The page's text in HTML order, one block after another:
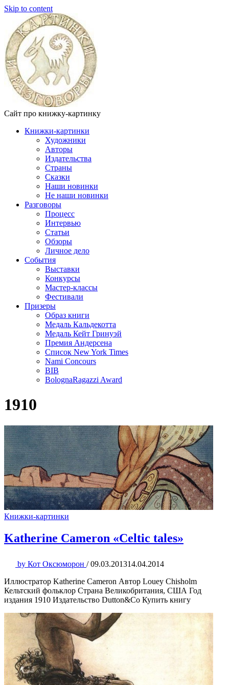
Skip to content
Сайт про книжку-картинку
Книжки-картинки
Художники
Авторы
Издательства
Страны
Сказки
Наши новинки
Не наши новинки
Разговоры
Процесс
Интервью
Статьи
Обзоры
Личное дело
События
Выставки
Конкурсы
Мастер-классы
Фестивали
Призеры
Образ книги
Медаль Кальдекотта
Медаль Кейт Гринуэй
Премия Андерсена
Список New York Times
Nami Concours
BIB
BolognaRagazzi Award
1910
Книжки-картинки
Katherine Cameron «Celtic tales»
by Кот Оксюморон / 09.03.201314.04.2014
Иллюстратор Katherine Cameron Автор Louey Chisholm
Кельтский фольклор Страна Великобритания, США Год
издания 1910 Издательство Dutton&Co Купить книгу